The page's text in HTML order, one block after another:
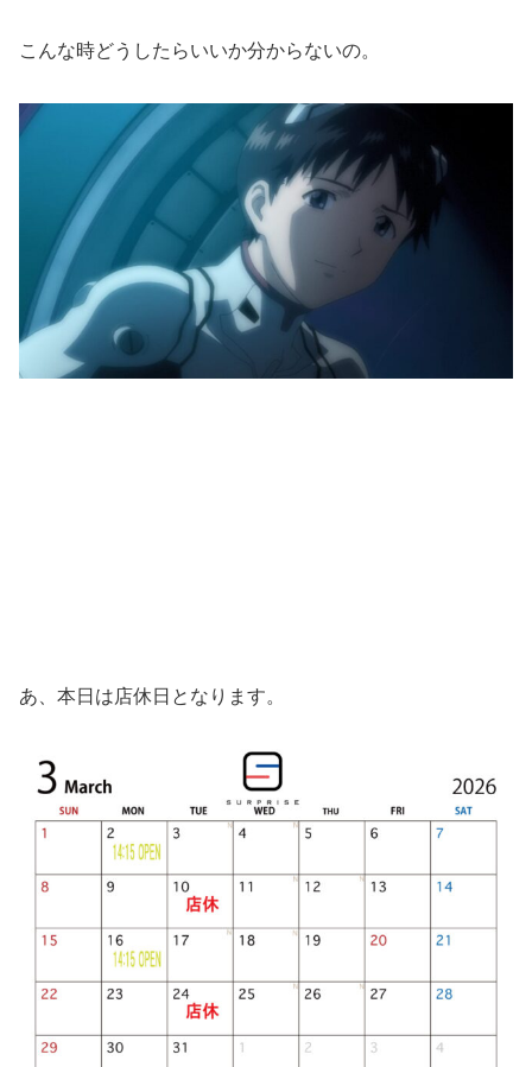
こんな時どうしたらいいか分からないの。
あ、本日は店休日となります。